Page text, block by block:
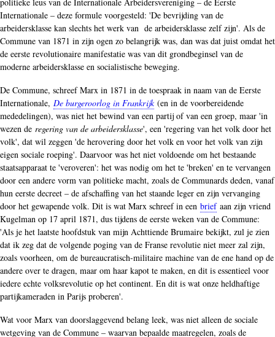
Internationale – deze formule voorgesteld: 'De bevrijding van de
arbeidersklasse kan slechts het werk van de arbeidersklasse zelf zijn'. Als de
Commune van 1871 in zijn ogen zo belangrijk was, dan was dat juist omdat het
de eerste revolutionaire manifestatie was van dit grondbeginsel van de
moderne arbeidersklasse en socialistische beweging.
De Commune, schreef Marx in 1871 in de toespraak in naam van de Eerste
Internationale, De burgeroorlog in Frankrijk(en in de voorbereidende
mededelingen), was niet het bewind van een partij of van een groep, maar 'in
wezen de regering van de arbeidersklasse', een 'regering van het volk door het
volk', dat wil zeggen 'de herovering door het volk en voor het volk van zijn
eigen sociale roeping'. Daarvoor was het niet voldoende om het bestaande
staatsapparaat te 'veroveren': het was nodig om het te 'breken' en te vervangen
door een andere vorm van politieke macht, zoals de Communards deden, vanaf
hun eerste decreet – de afschaffing van het staande leger en zijn vervanging
door het gewapende volk. Dit is wat Marx schreef in een briefaan zijn vriend
Kugelman op 17 april 1871, dus tijdens de eerste weken van de Commune:
'Als je het laatste hoofdstuk van mijn Achttiende Brumaire bekijkt, zul je zien
dat ik zeg dat de volgende poging van de Franse revolutie niet meer zal zijn,
zoals voorheen, om de bureaucratisch-militaire machine van de ene hand op de
andere over te dragen, maar om haar kapot te maken, en dit is essentieel voor
iedere echte volksrevolutie op het continent. En dit is wat onze heldhaftige
partijkameraden in Parijs proberen'.
Wat voor Marx van doorslaggevend belang leek, was niet alleen de sociale
wetgeving van de Commune – waarvan bepaalde maatregelen, zoals de